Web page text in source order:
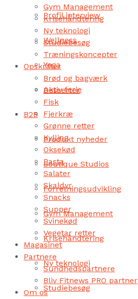
Profil interview
Wellness
Yoga
Aktiv ferie
B2B
Produkt nyheder
Boutique Studios
Forretningsudvikling
Gym Management
Krisehåndtering
Ny teknologi
Studiebesøg
Gym Management
Krisehåndtering
Ny teknologi
Studiebesøg
Træningskoncepter
Opskrifter
Brød og bagværk
Desserter
Fisk
Fjerkræ
Grønne retter
Kylling
Oksekød
Pasta
Salater
Skaldyr
Snacks
Supper
Svinekød
Vegetar retter
Magasinet
Partnere
Sundhedspartnere
Bliv Fitnews PRO partner
Om os